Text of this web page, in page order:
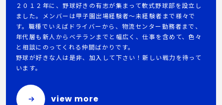
２０１２年に、野球好きの有志が集まって軟式野球部を設立し
ました。メンバーは甲子園出場経験者～未経験者まで様々で
す。職種でいえばドライバーから、物流センター勤務者まで、
年代層も新人からベテランまでと幅広く、仕事を含めて、色々
と相談にのってくれる仲間ばかりです。
野球が好きな人は是非、加入して下さい！新しい戦力を待って
います。
view more